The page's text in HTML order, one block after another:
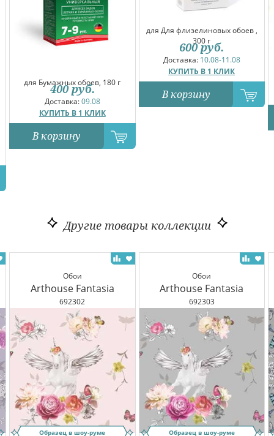
для Бумажных обоев, 180 г
Доставка:09.08
КУПИТЬ В 1 КЛИК
400 руб.
В корзину
для Для флизелиновых обоев ,
300 г
Доставка: 10.08-11.08
КУПИТЬ В 1 КЛИК
600 руб.
В корзину
Другие товары коллекции
Обои
Arthouse Fantasia
692302
Образец в шоу-руме
Обои
Arthouse Fantasia
692303
Образец в шоу-руме